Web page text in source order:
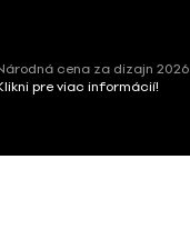
cena za dizajn 2026
pre viac informácií!